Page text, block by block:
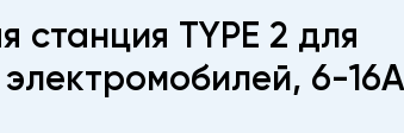
станция TYPE 2 для
6-